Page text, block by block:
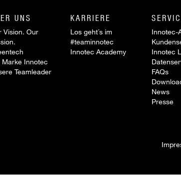
UNS
Vision. Our
Marke Innotec
Teamleader
KARRIERE
Los geht´s im
#teaminnotec
Innotec Academy
Innotec-
Innotec
FAQs
News
Presse